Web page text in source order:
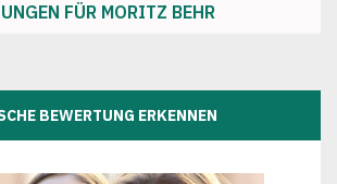
FÜR MORITZ BEHR
BEWERTUNG ERKENNEN